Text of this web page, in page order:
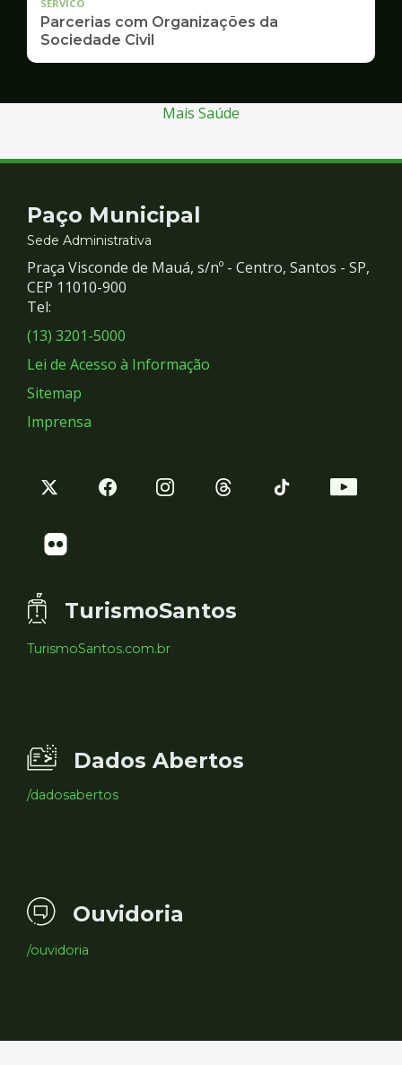
SERVICO
Parcerias com Organizações da
Sociedade Civil
Mais Saúde
Contato
e
Redes
Sociais
Paço Municipal
Sede Administrativa
Praça Visconde de Mauá, s/nº - Centro, Santos - SP,
CEP 11010-900
Tel:
(13) 3201-5000
Lei de Acesso à Informação
Sitemap
Imprensa
TurismoSantos
TurismoSantos.com.br
Dados Abertos
/dadosabertos
Ouvidoria
/ouvidoria